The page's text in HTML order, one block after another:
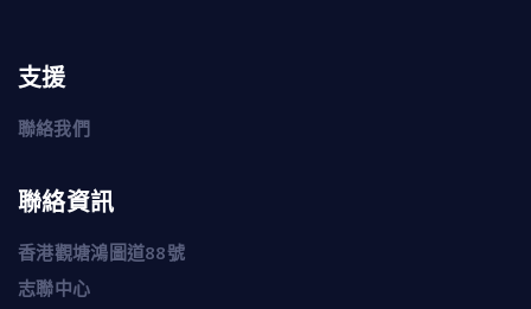
支援
聯絡我們
聯絡資訊
香港觀塘鴻圖道88號
志聯中心